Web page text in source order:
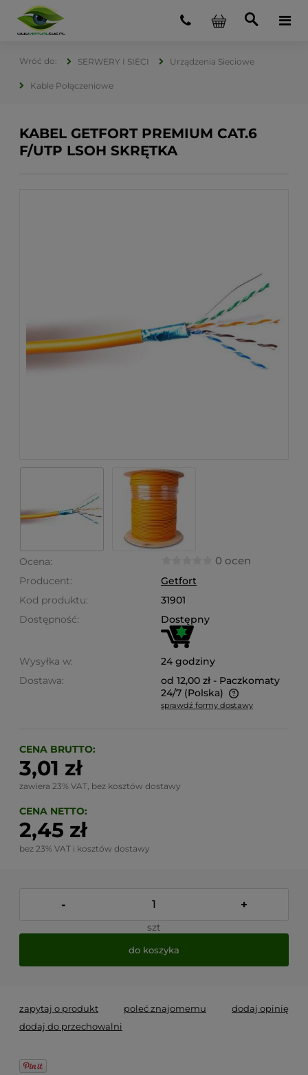
SERWERY I SIECI Urządzenia Sieciowe
Kable Połączeniowe
KABEL GETFORT PREMIUM CAT.6
F/UTP LSOH SKRĘTKA
Ocena: 0 ocen
Producent:
Getfort
Kod produktu:
31901
Dostępność:
Dostępny
Wysyłka w:
24 godziny
Dostawa:
od 12,00 zł - Paczkomaty
24/7 (Polska)
Cena nie zawiera ewentualnych kosztów płatności
sprawdź formy dostawy
CENA BRUTTO:
3,01 zł
zawiera 23% VAT, bez kosztów dostawy
CENA NETTO:
2,45 zł
bez 23% VAT i kosztów dostawy
- +
szt
do koszyka
zapytaj o produkt poleć znajomemu
dodaj opinię
dodaj do przechowalni